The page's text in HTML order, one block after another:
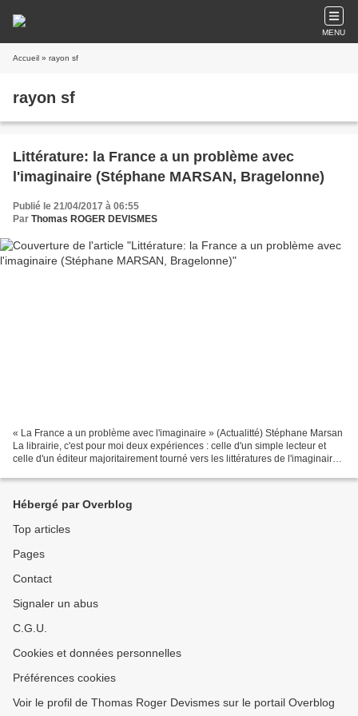
MENU
Accueil » rayon sf
rayon sf
Littérature: la France a un problème avec
l'imaginaire (Stéphane MARSAN, Bragelonne)
Publié le 21/04/2017 à 06:55
Par Thomas ROGER DEVISMES
« La France a un problème avec l'imaginaire » (Actualitté) Stéphane Marsan
La librairie, c'est pour moi deux expériences : celle d'un simple lecteur et
celle d'un éditeur majoritairement tourné vers les littératures de l'imaginaire.
Hébergé par Overblog
Top articles
Pages
Contact
Signaler un abus
C.G.U.
Cookies et données personnelles
Préférences cookies
Voir le profil de Thomas Roger Devismes sur le portail Overblog